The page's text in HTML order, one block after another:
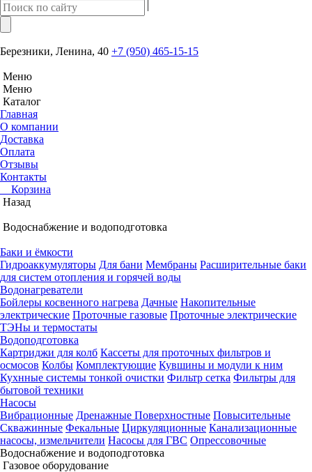
Березники, Ленина, 40 +7 (950) 465-15-15
Меню
Меню
Каталог
Главная
О компании
Доставка
Оплата
Отзывы
Контакты
Корзина
Назад
Водоснабжение и водоподготовка
Баки и ёмкости
Гидроаккумуляторы Для бани Мембраны Расширительные баки
для систем отопления и горячей воды
Водонагреватели
Бойлеры косвенного нагрева Дачные Накопительные
электрические Проточные газовые Проточные электрические
ТЭНы и термостаты
Водоподготовка
Картриджи для колб Кассеты для проточных фильтров и
осмосов Колбы Комплектующие Кувшины и модули к ним
Кухнные системы тонкой очистки Фильтр сетка Фильтры для
бытовой техники
Насосы
Вибрационные Дренажные Поверхностные Повысительные
Скважинные Фекальные Циркуляционные Канализационные
насосы, измельчители Насосы для ГВС Опрессовочные
Водоснабжение и водоподготовка
Газовое оборудование